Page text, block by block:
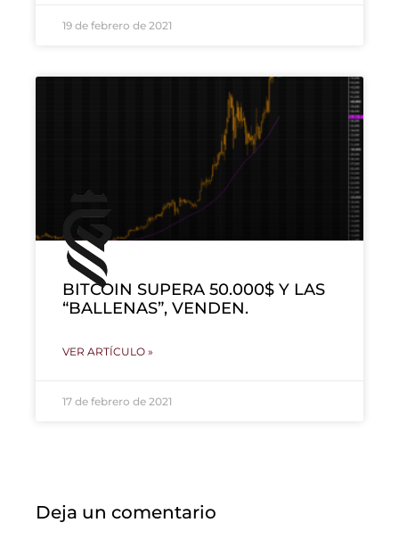
19 de febrero de 2021
BITCOIN SUPERA 50.000$ Y LAS
“BALLENAS”, VENDEN.
VER ARTÍCULO »
17 de febrero de 2021
Deja un comentario